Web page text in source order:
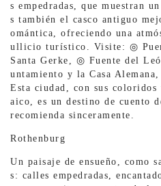
s empedradas, que muestran
s también el casco antiguo
omántica, ofreciendo una
ullicio turístico. Visite: ◎
Santa Gerke, ◎ Fuente del
untamiento y la Casa
Esta ciudad, con sus coloridos
aico, es un destino de cuento
recomienda sinceramente.
Rothenburg
Un paisaje de ensueño, como
s: calles empedradas,